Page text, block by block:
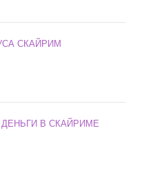
СКАЙРИМ
В СКАЙРИМЕ